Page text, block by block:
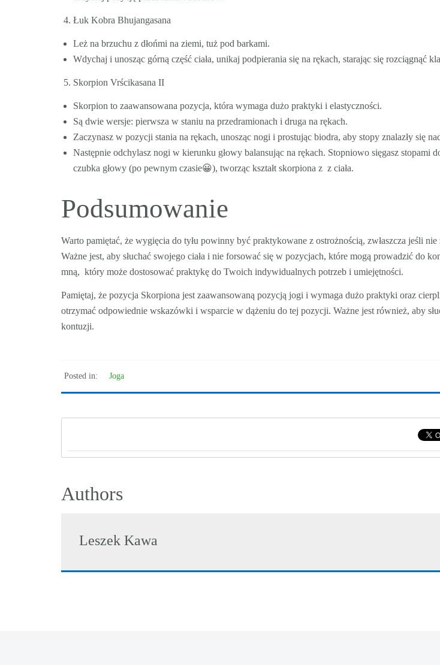
Łuk Kobra Bhujangasana
Leż na brzuchu z dłońmi na ziemi, tuż pod barkami.
Wdychaj i unosząc górną część ciała, unikaj podpierania się na rękach, starając się rozciągnąć
Skorpion Vrścikasana II
Skorpion to zaawansowana pozycja, która wymaga dużo praktyki i elastyczności.
Są dwie wersje: pierwsza w staniu na przedramionach i druga na rękach.
Zaczynasz w pozycji stania na rękach, unosząc nogi i prostując biodra, aby stopy znalazły się
Następnie odchylasz nogi w kierunku głowy balansując na rękach. Stopniowo sięgasz
czubka głowy (po pewnym czasie😀), tworząc kształt skorpiona z z ciała.
Podsumowanie
Warto pamiętać, że wygięcia do tyłu powinny być praktykowane z ostrożnością, zwłaszcza jeśli
Ważne jest, aby słuchać swojego ciała i nie forsować się w pozycjach, które mogą prowadzić do
mną, który może dostosować praktykę do Twoich indywidualnych potrzeb i umiejętności.
Pamiętaj, że pozycja Skorpiona jest zaawansowaną pozycją jogi i wymaga dużo praktyki oraz
otrzymać odpowiednie wskazówki i wsparcie w dążeniu do tej pozycji. Ważne jest również, aby
kontuzji.
Posted in: Joga
Authors
Leszek Kawa